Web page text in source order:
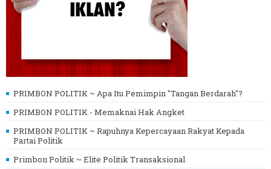
PRIMBON POLITIK ~ Apa Itu Pemimpin "Tangan Berdarah"?
PRIMBON POLITIK - Memaknai Hak Angket
PRIMBON POLITIK ~ Rapuhnya Kepercayaan Rakyat Kepada
Partai Politik
Primbon Politik ~ Elite Politik Transaksional